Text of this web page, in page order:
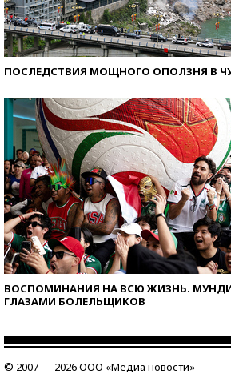
ПОСЛЕДСТВИЯ МОЩНОГО ОПОЛЗНЯ В
ВОСПОМИНАНИЯ НА ВСЮ ЖИЗНЬ.
ГЛАЗАМИ БОЛЕЛЬЩИКОВ
© 2007 — 2026 ООО «Медиа новости»